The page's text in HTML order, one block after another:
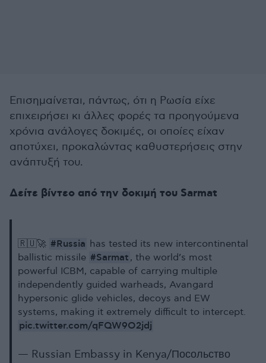
Επισημαίνεται, πάντως, ότι η Ρωσία είχε
επιχειρήσει κι άλλες φορές τα προηγούμενα
χρόνια ανάλογες δοκιμές, οι οποίες είχαν
αποτύχει, προκαλώντας καθυστερήσεις στην
ανάπτυξή του.
Δείτε βίντεο από την δοκιμή του Sarmat
🇷🇺🚀 #Russia has tested its new intercontinental
ballistic missile #Sarmat , the world’s most
powerful ICBM, capable of carrying multiple
independently guided warheads, Avangard
hypersonic glide vehicles, decoys and EW
systems, making it extremely difficult to intercept.
pic.twitter.com/qFQW9O2jdj
— Russian Embassy in Kenya/Посольство